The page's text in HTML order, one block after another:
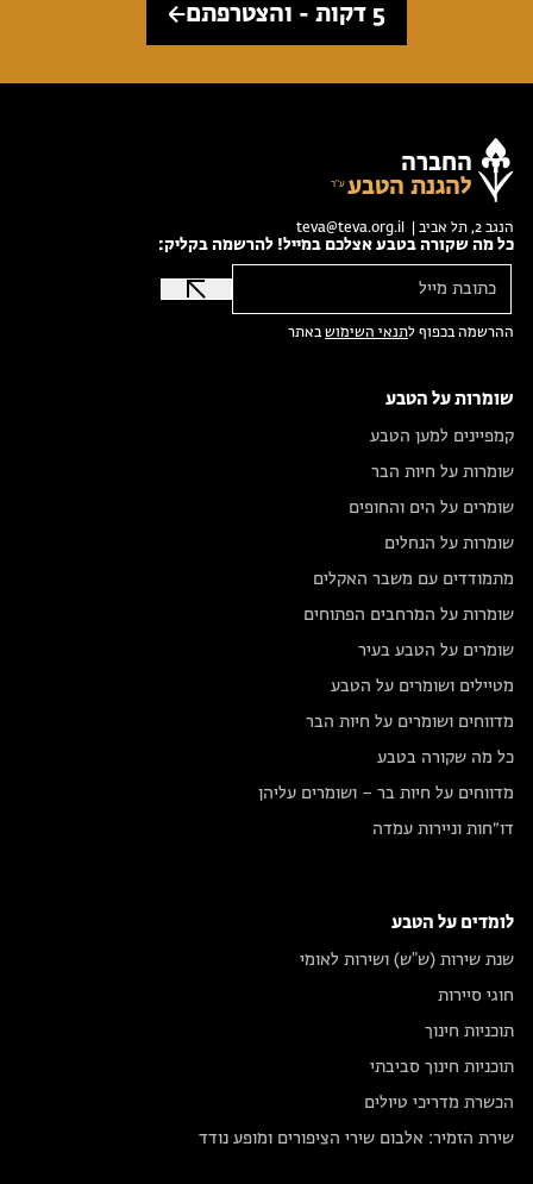
5 דקות - והצטרפתם
החברה
להגנת הטבע
הנגב 2, תל אביב | teva@teva.org.il
כל מה שקורה בטבע אצלכם במייל! להרשמה בקליק:
ההרשמה בכפוף לתנאי השימושבאתר
שומרות על הטבע
קמפיינים למען הטבע
שומרות על חיות הבר
שומרים על הים והחופים
שומרות על הנחלים
מתמודדים עם משבר האקלים
שומרות על המרחבים הפתוחים
שומרים על הטבע בעיר
מטיילים ושומרים על הטבע
מדווחים ושומרים על חיות הבר
כל מה שקורה בטבע
מדווחים על חיות בר – ושומרים עליהן
דו״חות וניירות עמדה
לומדים על הטבע
שנת שירות (ש"ש) ושירות לאומי
חוגי סיירות
תוכניות חינוך
תוכניות חינוך סביבתי
הכשרת מדריכי טיולים
שירת הזמיר: אלבום שירי הציפורים ומופע נודד